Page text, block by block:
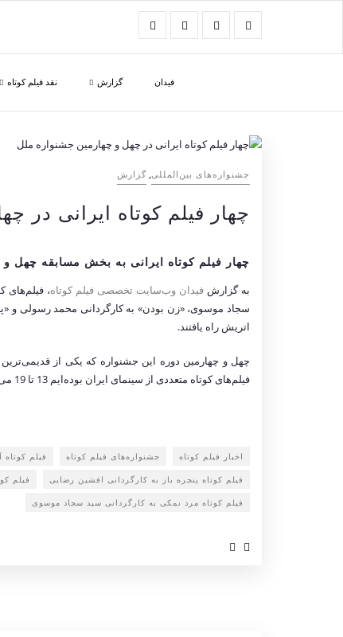
فیدان گزارش نقد فیلم کوتاه
‌‌جشنواره‌های بین‌المللی, گزارش
چهار فیلم کوتاه ایرانی در
چهار فیلم کوتاه ایرانی به بخش مسابقه چهل
به گزارش فیدان وب‌سایت تخصصی فیلم کوتاه، فیلم‌های
سجاد موسوی، «زن بودن» به کارگردانی محمد رسولی و
اتریش راه یافتند.
چهل و چهارمین دوره این جشنواره که یکی از
فیلم‌های کوتاه متعددی از سینمای ایران بوده‌ایم 13 تا 19 می برابر با 24 تا 30 اردیبهشت در شهر لیزینگ اتریش برگزار خواهد شد.
اخبار فیلم کوتاه جشنواره‌های فیلم کوتاه فیلم
فیلم کوتاه پنجره باز به کارگردانی افشین رضایی فیلم
فیلم کوتاه مرد نمکی به کارگردانی سید سجاد موسوی